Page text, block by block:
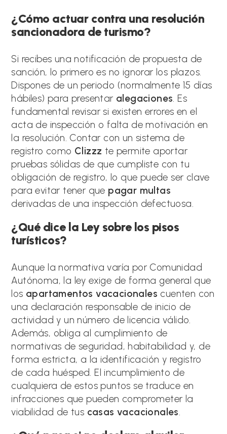
¿Cómo actuar contra una resolución
sancionadora de turismo?
Si recibes una notificación de propuesta de
sanción, lo primero es no ignorar los plazos.
Dispones de un periodo (normalmente 15 días
hábiles) para presentar alegaciones. Es
fundamental revisar si existen errores en el
acta de inspección o falta de motivación en
la resolución. Contar con un sistema de
registro como Clizzz te permite aportar
pruebas sólidas de que cumpliste con tu
obligación de registro, lo que puede ser clave
para evitar tener que pagar multas
derivadas de una inspección defectuosa.
¿Qué dice la Ley sobre los pisos
turísticos?
Aunque la normativa varía por Comunidad
Autónoma, la ley exige de forma general que
los apartamentos vacacionales cuenten con
una declaración responsable de inicio de
actividad y un número de licencia válido.
Además, obliga al cumplimiento de
normativas de seguridad, habitabilidad y, de
forma estricta, a la identificación y registro
de cada huésped. El incumplimiento de
cualquiera de estos puntos se traduce en
infracciones que pueden comprometer la
viabilidad de tus casas vacacionales.